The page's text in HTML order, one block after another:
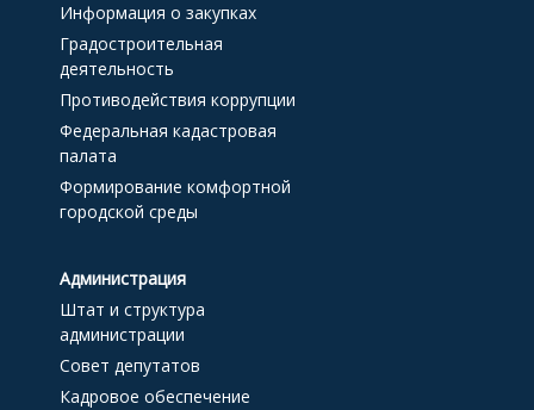
Информация о закупках
Градостроительная
деятельность
Противодействия коррупции
Федеральная кадастровая
палата
Формирование комфортной
городской среды
Администрация
Штат и структура
администрации
Совет депутатов
Кадровое обеспечение